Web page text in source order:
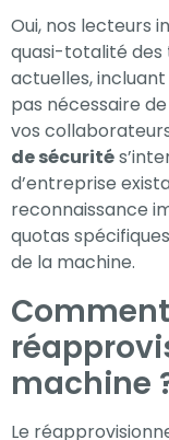
Oui, nos lecteurs
quasi-totalité des
actuelles, incluant
pas nécessaire
vos
de sécurité
d’entreprise
reconnaissance
quotas
de la machine.
machine
Le